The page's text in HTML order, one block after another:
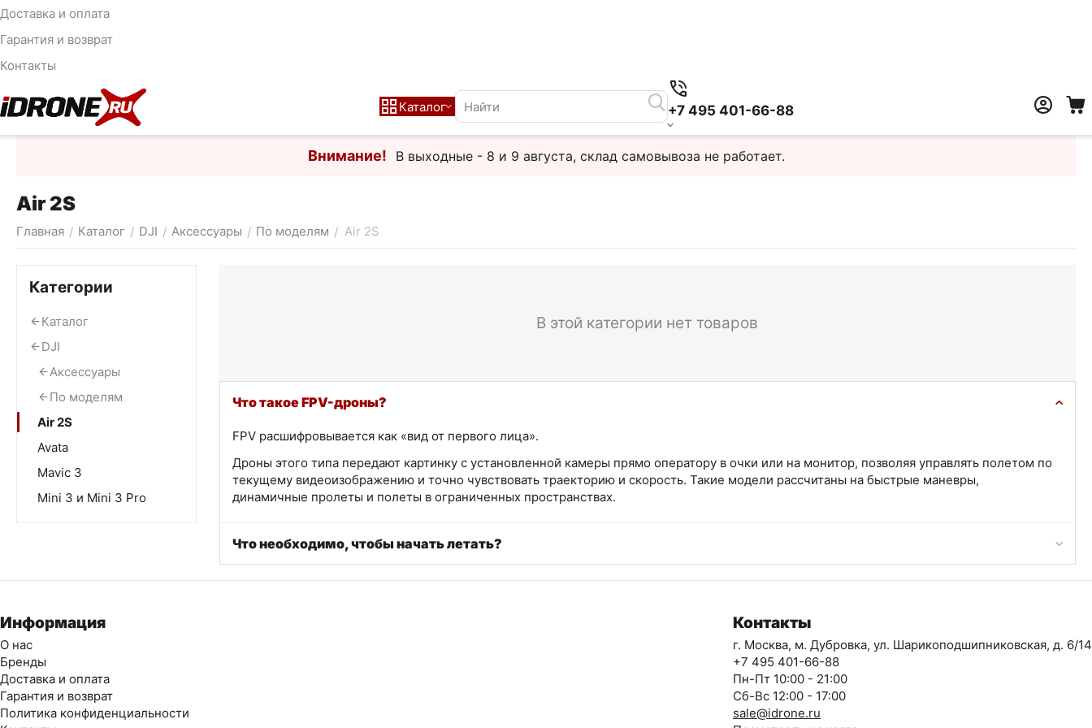
Доставка и оплата
Гарантия и возврат
Контакты
Каталог +7 495 401-66-88
Внимание! В выходные - 8 и 9 августа, склад самовывоза не работает.
Air 2S
Главная / Каталог / DJI / Аксессуары / По моделям / Air 2S
Категории
Каталог
DJI
Аксессуары
По моделям
Air 2S
Avata
Mavic 3
Mini 3 и Mini 3 Pro
Что такое FPV-дроны?
FPV расшифровывается как «вид от первого лица».
Дроны этого типа передают картинку с установленной камеры прямо оператору в очки или на монитор, позволяя управлять полетом по
текущему видеоизображению и точно чувствовать траекторию и скорость. Такие модели рассчитаны на быстрые маневры,
динамичные пролеты и полеты в ограниченных пространствах.
Что необходимо, чтобы начать летать?
В этой категории нет товаров
Информация
О нас
Бренды
Доставка и оплата
Гарантия и возврат
Политика конфиденциальности
Контакты
г. Москва, м. Дубровка, ул. Шарикоподшипниковская, д. 6/14
+7 495 401-66-88
Пн-Пт 10:00 - 21:00
Сб-Вс 12:00 - 17:00
sale@idrone.ru